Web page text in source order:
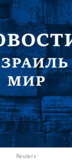
Reuters